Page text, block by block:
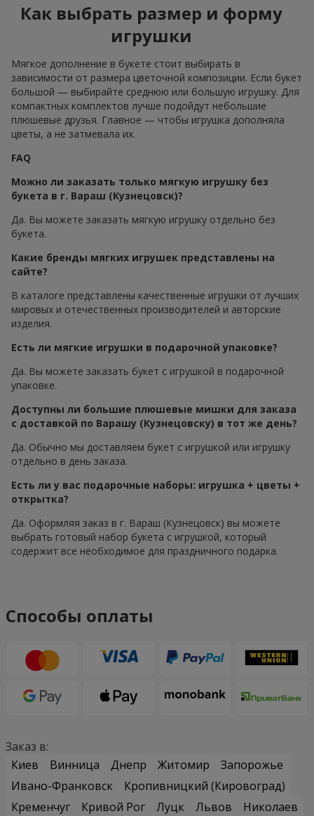
Как выбрать размер и форму
игрушки
Мягкое дополнение в букете стоит выбирать в
зависимости от размера цветочной композиции. Если букет
большой — выбирайте среднюю или большую игрушку. Для
компактных комплектов лучше подойдут небольшие
плюшевые друзья. Главное — чтобы игрушка дополняла
цветы, а не затмевала их.
FAQ
Можно ли заказать только мягкую игрушку без
букета в г. Вараш (Кузнецовск)?
Да. Вы можете заказать мягкую игрушку отдельно без
букета.
Какие бренды мягких игрушек представлены на
сайте?
В каталоге представлены качественные игрушки от лучших
мировых и отечественных производителей и авторские
изделия.
Есть ли мягкие игрушки в подарочной упаковке?
Да. Вы можете заказать букет с игрушкой в подарочной
упаковке.
Доступны ли большие плюшевые мишки для заказа
с доставкой по Варашу (Кузнецовску) в тот же день?
Да. Обычно мы доставляем букет с игрушкой или игрушку
отдельно в день заказа.
Есть ли у вас подарочные наборы: игрушка + цветы +
открытка?
Да. Оформляя заказ в г. Вараш (Кузнецовск) вы можете
выбрать готовый набор букета с игрушкой, который
содержит все необходимое для праздничного подарка.
Способы оплаты
Заказ в:
Киев
Винница Днепр Житомир
Запорожье
Ивано-Франковск
Кропивницкий (Кировоград)
Кременчуг
Кривой Рог Луцк Львов
Николаев